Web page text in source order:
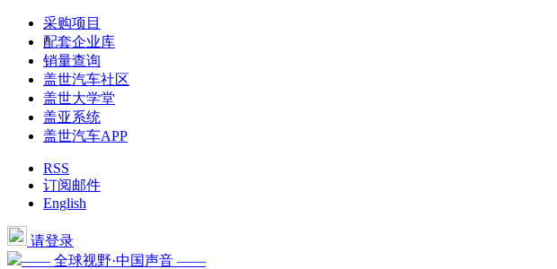
采购项目
配套企业库
销量查询
盖世汽车社区
盖世大学堂
盖亚系统
盖世汽车APP
RSS
订阅邮件
English
请登录
—— 全球视野·中国声音 ——